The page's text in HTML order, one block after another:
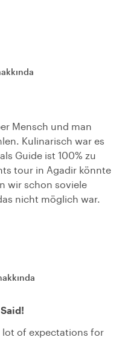
Mensch und man
Kulinarisch war es
Guide ist 100% zu
tour in Agadir könnte
wir schon soviele
nicht möglich war.
lot of expectations for